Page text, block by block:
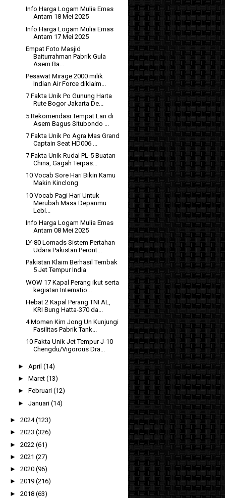
Info Harga Logam Mulia Emas
Antam 18 Mei 2025
Info Harga Logam Mulia Emas
Antam 17 Mei 2025
Empat Foto Masjid
Baiturrahman Pabrik Gula
Asem Ba...
Pesawat Mirage 2000 milik
Indian Air Force diklaim...
7 Fakta Unik Po Gunung Harta
Rute Bogor Jakarta De...
5 Rekomendasi Tempat Lari di
Asem Bagus Situbondo ...
7 Fakta Unik Po Agra Mas Grand
Captain Seat HD006 ...
7 Fakta Unik Rudal PL-5 Buatan
China, Gagah Terpas...
10 Vocab Sore Hari Bikin Kamu
Makin Kinclong
10 Vocab Pagi Hari Untuk
Merubah Masa Depanmu
Lebi...
Info Harga Logam Mulia Emas
Antam 08 Mei 2025
LY-80 Lomads Sistem Pertahan
Udara Pakistan Peront...
Pakistan Klaim Berhasil Tembak
5 Jet Tempur India
WOW 17 Kapal Perang ikut serta
kegiatan Internatio...
Hebat 2 Kapal Perang TNI AL,
KRI Bung Hatta-370 da...
4 Momen Kim Jong Un Kunjungi
Fasilitas Pabrik Tank...
10 Fakta Unik Jet Tempur J-10
Chengdu/Vigorous Dra...
► April (14)
► Maret (13)
► Februari (12)
► Januari (14)
► 2024(123)
► 2023 (326)
► 2022 (61)
► 2021 (27)
► 2020 (96)
► 2019 (216)
► 2018 (63)